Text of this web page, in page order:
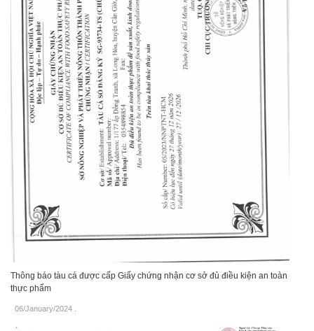
Thông báo tàu cá được cấp Giấy chứng nhận cơ sở đủ điều kiện an toàn
thực phẩm
06/January/2024